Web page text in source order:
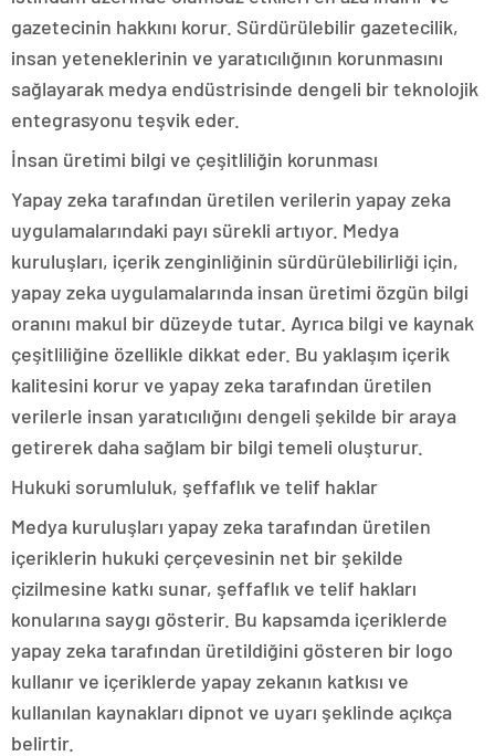
gazetecinin hakkını korur. Sürdürülebilir gazetecilik,
insan yeteneklerinin ve yaratıcılığının korunmasını
sağlayarak medya endüstrisinde dengeli bir teknolojik
entegrasyonu teşvik eder.
İnsan üretimi bilgi ve çeşitliliğin korunması
Yapay zeka tarafından üretilen verilerin yapay zeka
uygulamalarındaki payı sürekli artıyor. Medya
kuruluşları, içerik zenginliğinin sürdürülebilirliği için,
yapay zeka uygulamalarında insan üretimi özgün bilgi
oranını makul bir düzeyde tutar. Ayrıca bilgi ve kaynak
çeşitliliğine özellikle dikkat eder. Bu yaklaşım içerik
kalitesini korur ve yapay zeka tarafından üretilen
verilerle insan yaratıcılığını dengeli şekilde bir araya
getirerek daha sağlam bir bilgi temeli oluşturur.
Hukuki sorumluluk, şeffaflık ve telif haklar
Medya kuruluşları yapay zeka tarafından üretilen
içeriklerin hukuki çerçevesinin net bir şekilde
çizilmesine katkı sunar, şeffaflık ve telif hakları
konularına saygı gösterir. Bu kapsamda içeriklerde
yapay zeka tarafından üretildiğini gösteren bir logo
kullanır ve içeriklerde yapay zekanın katkısı ve
kullanılan kaynakları dipnot ve uyarı şeklinde açıkça
belirtir.